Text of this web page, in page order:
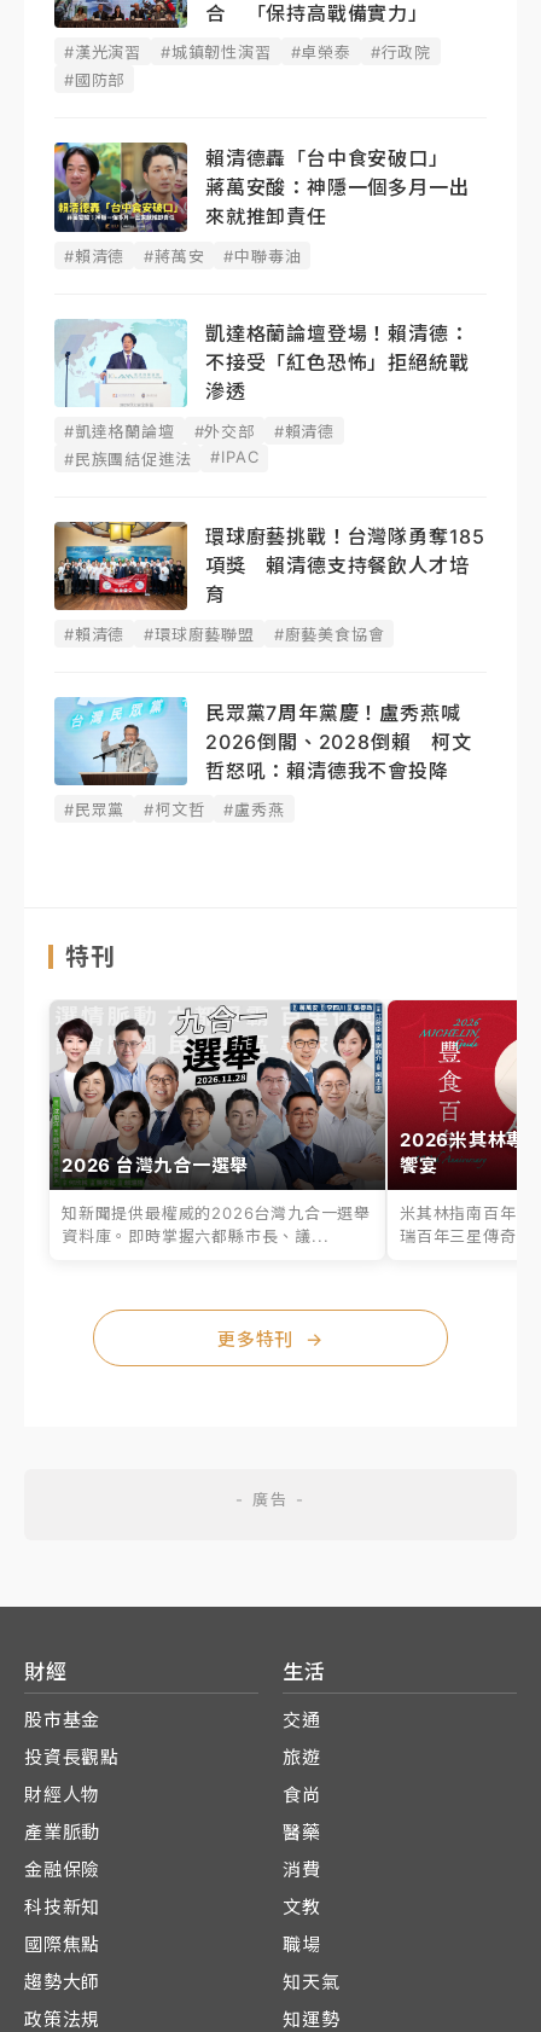
合 「保持高戰備實力」
#漢光演習 #城鎮韌性演習 #卓榮泰
#行政院
#國防部
賴清德轟「台中食安破口」
蔣萬安酸：神隱一個多月一出
來就推卸責任
#賴清德 #蔣萬安 #中聯毒油
凱達格蘭論壇登場！賴清德：
不接受「紅色恐怖」拒絕統戰
滲透
#凱達格蘭論壇 #外交部
#賴清德
#民族團結促進法
#IPAC
環球廚藝挑戰！台灣隊勇奪185
項獎 賴清德支持餐飲人才培
育
#賴清德 #環球廚藝聯盟 #廚藝美食協會
民眾黨7周年黨慶！盧秀燕喊
2026倒閣、2028倒賴 柯文
哲怒吼：賴清德我不會投降
#民眾黨 #柯文哲 #盧秀燕
特刊
2026 台灣九合一選舉
知新聞提供最權威的2026台灣九合一選舉
資料庫。即時掌握六都縣市長、議...
2026米其林專
饗宴
米其林指南百年之
瑞百年三星傳奇、
更多特刊 →
財經
股市基金
投資長觀點
財經人物
產業脈動
金融保險
科技新知
國際焦點
趨勢大師
政策法規
生活
交通
旅遊
食尚
醫藥
消費
文教
職場
知天氣
知運勢